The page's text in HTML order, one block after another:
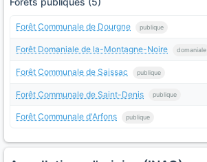
Forêt Communale de Dourgne publique
Forêt Domaniale de la-Montagne-Noire domaniale
Forêt Communale de Saissac publique
Forêt Communale de Saint-Denis publique
Forêt Communale d'Arfons publique